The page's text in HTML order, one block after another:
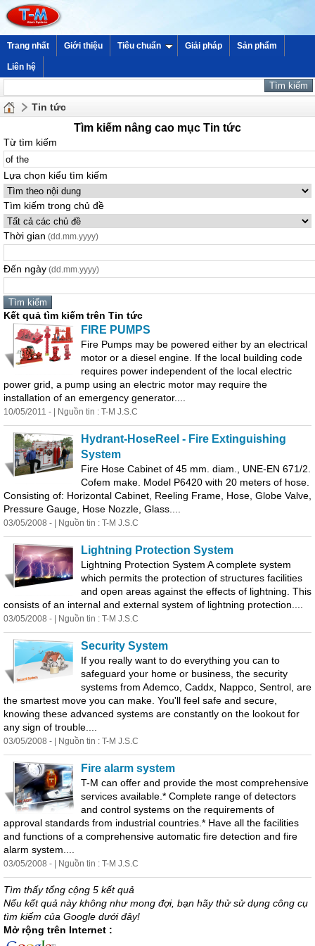
Trang nhất Giới thiệu Tiêu chuẩn Giải pháp Sản phẩm
Liên hệ
Tin tức
Tìm kiếm nâng cao mục Tin tức
Từ tìm kiếm
Lựa chọn kiểu tìm kiếm
Tìm kiếm trong chủ đề
Thời gian (dd.mm.yyyy)
Đến ngày (dd.mm.yyyy)
Kết quả tìm kiếm trên Tin tức
FIRE PUMPS
Fire Pumps may be powered either by an electrical
motor or a diesel engine. If the local building code
requires power independent of the local electric
power grid, a pump using an electric motor may require the
installation of an emergency generator....
10/05/2011 - | Nguồn tin : T-M J.S.C
Hydrant-HoseReel - Fire Extinguishing
System
Fire Hose Cabinet of 45 mm. diam., UNE-EN 671/2.
Cofem make. Model P6420 with 20 meters of hose.
Consisting of: Horizontal Cabinet, Reeling Frame, Hose, Globe Valve,
Pressure Gauge, Hose Nozzle, Glass....
03/05/2008 - | Nguồn tin : T-M J.S.C
Lightning Protection System
Lightning Protection System A complete system
which permits the protection of structures facilities
and open areas against the effects of lightning. This
consists of an internal and external system of lightning protection....
03/05/2008 - | Nguồn tin : T-M J.S.C
Security System
If you really want to do everything you can to
safeguard your home or business, the security
systems from Ademco, Caddx, Nappco, Sentrol, are
the smartest move you can make. You'll feel safe and secure,
knowing these advanced systems are constantly on the lookout for
any sign of trouble....
03/05/2008 - | Nguồn tin : T-M J.S.C
Fire alarm system
T-M can offer and provide the most comprehensive
services available.* Complete range of detectors
and control systems on the requirements of
approval standards from industrial countries.* Have all the facilities
and functions of a comprehensive automatic fire detection and fire
alarm system....
03/05/2008 - | Nguồn tin : T-M J.S.C
Tìm thấy tổng cộng 5 kết quả
Nếu kết quả này không như mong đợi, bạn hãy thử sử dụng công cụ
tìm kiếm của Google dưới đây!
Mở rộng trên Internet :